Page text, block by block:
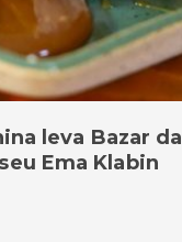
leva Bazar da
Ema Klabin